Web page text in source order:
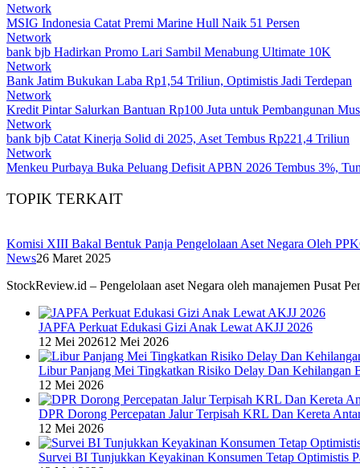
Network
MSIG Indonesia Catat Premi Marine Hull Naik 51 Persen
Network
bank bjb Hadirkan Promo Lari Sambil Menabung Ultimate 10K
Network
Bank Jatim Bukukan Laba Rp1,54 Triliun, Optimistis Jadi Terdepan
Network
Kredit Pintar Salurkan Bantuan Rp100 Juta untuk Pembangunan
Network
bank bjb Catat Kinerja Solid di 2025, Aset Tembus Rp221,4 Triliun
Network
Menkeu Purbaya Buka Peluang Defisit APBN 2026 Tembus 3%,
TOPIK TERKAIT
Komisi XIII Bakal Bentuk Panja Pengelolaan Aset Negara Oleh
News26 Maret 2025
StockReview.id – Pengelolaan aset Negara oleh manajemen
JAPFA Perkuat Edukasi Gizi Anak Lewat AKJJ 2026
12 Mei 202612 Mei 2026
Libur Panjang Mei Tingkatkan Risiko Delay Dan Kehilangan
12 Mei 2026
DPR Dorong Percepatan Jalur Terpisah KRL Dan Kereta
12 Mei 2026
Survei BI Tunjukkan Keyakinan Konsumen Tetap Optimistis